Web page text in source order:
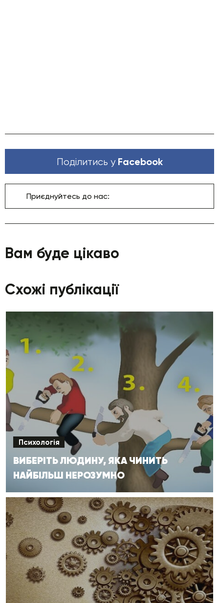
Поділитись у Facebook
Приєднуйтесь до нас:
Вам буде цікаво
Схожі публікації
Психологія
ВИБЕРІТЬ ЛЮДИНУ, ЯКА ЧИНИТЬ
НАЙБІЛЬШ НЕРОЗУМНО